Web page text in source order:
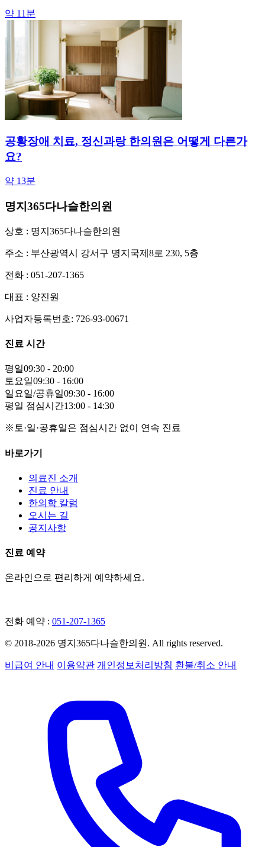
약 11분
공황장애 치료, 정신과랑 한의원은 어떻게 다른가
요?
약 13분
명지365다나슬한의원
상호 : 명지365다나슬한의원
주소 : 부산광역시 강서구 명지국제8로 230, 5층
전화 : 051-207-1365
대표 : 양진원
사업자등록번호: 726-93-00671
진료 시간
평일09:30 - 20:00
토요일09:30 - 16:00
일요일/공휴일09:30 - 16:00
평일 점심시간13:00 - 14:30
※토·일·공휴일은 점심시간 없이 연속 진료
바로가기
의료진 소개
진료 안내
한의학 칼럼
오시는 길
공지사항
진료 예약
온라인으로 편리하게 예약하세요.
전화 예약 : 051-207-1365
© 2018-2026 명지365다나슬한의원. All rights reserved.
비급여 안내 이용약관 개인정보처리방침 환불/취소 안내